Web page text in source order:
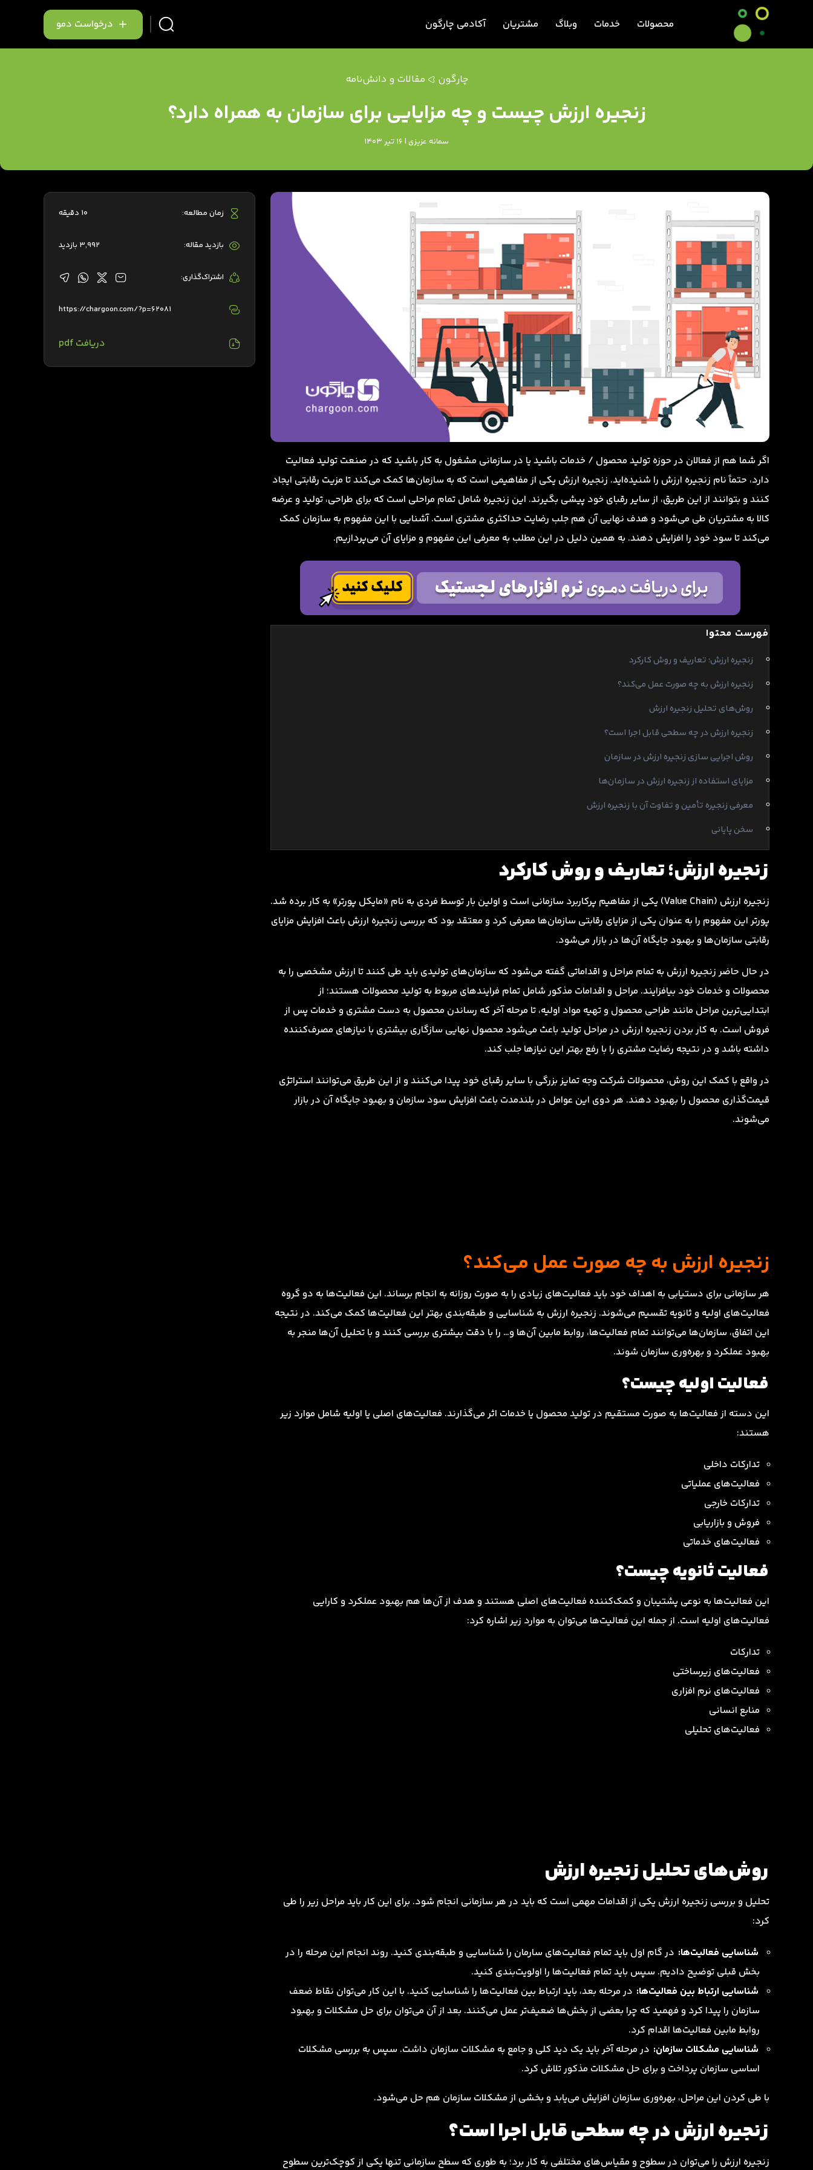
محصولات خدمات وبلاگ مشتریان آکادمی چارگون درخواست دمو
چارگون مقالات و دانش‌نامه
زنجیره ارزش چیست و چه مزایایی برای سازمان به همراه دارد؟
سمانه عزیزی | 16 تیر 1403
اگر شما هم از فعالان در حوزه تولید محصول / خدمات باشید یا در سازمانی مشغول به کار باشید که در صنعت تولید فعالیت
دارد، حتماً نام زنجیره ارزش را شنیده‌اید. زنجیره ارزش یکی از مفاهیمی است که به سازمان‌ها کمک می‌کند تا مزیت رقابتی ایجاد
کنند و بتوانند از این طریق، از سایر رقبای خود پیشی بگیرند. این زنجیره شامل تمام مراحلی است که برای طراحی، تولید و عرضه
کالا به مشتریان طی می‌شود و هدف نهایی آن هم جلب رضایت حداکثری مشتری است. آشنایی با این مفهوم به سازمان کمک
می‌کند تا سود خود را افزایش دهند. به همین دلیل در این مطلب به معرفی این مفهوم و مزایای آن می‌پردازیم.
فهرست محتوا
زنجیره ارزش؛ تعاریف و روش کارکرد
زنجیره ارزش به چه صورت عمل می‌کند؟
روش‌های تحلیل زنجیره ارزش
زنجیره ارزش در چه سطحی قابل اجرا است؟
روش اجرایی سازی زنجیره ارزش در سازمان
مزایای استفاده از زنجیره ارزش در سازمان‌ها
معرفی زنجیره تأمین و تفاوت آن با زنجیره ارزش
سخن پایانی
زنجیره ارزش؛ تعاریف و روش کارکرد
زنجیره ارزش (Value Chain) یکی از مفاهیم پرکاربرد سازمانی است و اولین بار توسط فردی به نام «مایکل پورتر» به کار برده شد.
پورتر این مفهوم را به عنوان یکی از مزایای رقابتی سازمان‌ها معرفی کرد و معتقد بود که بررسی زنجیره ارزش باعث افزایش مزایای
رقابتی سازمان‌ها و بهبود جایگاه آن‌ها در بازار می‌شود.
در حال حاضر زنجیره ارزش به تمام مراحل و اقداماتی گفته می‌شود که سازمان‌های تولیدی باید طی کنند تا ارزش مشخصی را به
محصولات و خدمات خود بیافزایند. مراحل و اقدامات مذکور شامل تمام فرایندهای مربوط به تولید محصولات هستند؛ از
ابتدایی‌ترین مراحل مانند طراحی محصول و تهیه مواد اولیه، تا مرحله آخر که رساندن محصول به دست مشتری و خدمات پس از
فروش است. به کار بردن زنجیره ارزش در مراحل تولید باعث می‌شود محصول نهایی سازگاری بیشتری با نیازهای مصرف‌کننده
داشته باشد و در نتیجه رضایت مشتری را با رفع بهتر این نیازها جلب کند.
در واقع با کمک این روش، محصولات شرکت وجه تمایز بزرگی با سایر رقبای خود پیدا می‌کنند و از این طریق می‌توانند استراتژی
قیمت‌گذاری محصول را بهبود دهند. هر دوی این عوامل در بلندمدت باعث افزایش سود سازمان و بهبود جایگاه آن در بازار
می‌شوند.
زنجیره ارزش به چه صورت عمل می‌کند؟
هر سازمانی برای دستیابی به اهداف خود باید فعالیت‌های زیادی را به صورت روزانه به انجام برساند. این فعالیت‌ها به دو گروه
فعالیت‌های اولیه و ثانویه تقسیم می‌شوند. زنجیره ارزش به شناسایی و طبقه‌بندی بهتر این فعالیت‌ها کمک می‌کند. در نتیجه
این اتفاق، سازمان‌ها می‌توانند تمام فعالیت‌ها، روابط مابین آن‌ها و… را با دقت بیشتری بررسی کنند و با تحلیل آن‌ها منجر به
بهبود عملکرد و بهره‌وری سازمان شوند.
فعالیت اولیه چیست؟
این دسته از فعالیت‌ها به صورت مستقیم در تولید محصول یا خدمات اثر می‌گذارند. فعالیت‌های اصلی یا اولیه شامل موارد زیر
هستند:
تدارکات داخلی
فعالیت‌های عملیاتی
تدارکات خارجی
فروش و بازاریابی
فعالیت‌های خدماتی
فعالیت ثانویه چیست؟
این فعالیت‌ها به نوعی پشتیبان و کمک‌کننده فعالیت‌های اصلی هستند و هدف از آن‌ها هم بهبود عملکرد و کارایی
فعالیت‌های اولیه است. از جمله این فعالیت‌ها می‌توان به موارد زیر اشاره کرد:
تدارکات
فعالیت‌های زیرساختی
فعالیت‌های نرم افزاری
منابع انسانی
فعالیت‌های تحلیلی
روش‌های تحلیل زنجیره ارزش
تحلیل و بررسی زنجیره ارزش یکی از اقدامات مهمی است که باید در هر سازمانی انجام شود. برای این کار باید مراحل زیر را طی
کرد:
شناسایی فعالیت‌ها: در گام اول باید تمام فعالیت‌های سارمان را شناسایی و طبقه‌بندی کنید. روند انجام این مرحله را در
بخش قبلی توضیح دادیم. سپس باید تمام فعالیت‌ها را اولویت‌بندی کنید.
شناسایی ارتباط بین فعالیت‌ها: در مرحله بعد، باید ارتباط بین فعالیت‌ها را شناسایی کنید. با این کار می‌توان نقاط ضعف
سازمان را پیدا کرد و فهمید که چرا بعضی از بخش‌ها ضعیف‌تر عمل می‌کنند. بعد از آن می‌توان برای حل مشکلات و بهبود
روابط مابین فعالیت‌ها اقدام کرد.
شناسایی مشکلات سازمان: در مرحله آخر باید یک دید کلی و جامع به مشکلات سازمان داشت. سپس به بررسی مشکلات
اساسی سازمان پرداخت و برای حل مشکلات مذکور تلاش کرد.
با طی کردن این مراحل، بهره‌وری سازمان افزایش می‌یابد و بخشی از مشکلات سازمان هم حل می‌شود.
زنجیره ارزش در چه سطحی قابل اجرا است؟
زنجیره ارزش را می‌توان در سطوح و مقیاس‌های مختلفی به کار برد؛ به طوری که سطح سازمانی تنها یکی از کوچک‌ترین سطوح
زمان مطالعه: 10 دقیقه
بازدید مقاله: 3,992 بازدید
اشتراک‌گذاری:
https://chargoon.com/?p=62081
دریافت pdf